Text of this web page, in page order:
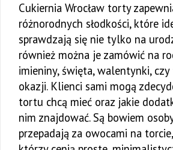
Cukiernia Wrocław torty
różnorodnych słodkości, które
sprawdzają się nie tylko na
również można je zamówić na
imieniny, święta, walentynki, czy
okazji. Klienci sami mogą
tortu chcą mieć oraz jakie
nim znajdować. Są bowiem
przepadają za owocami na